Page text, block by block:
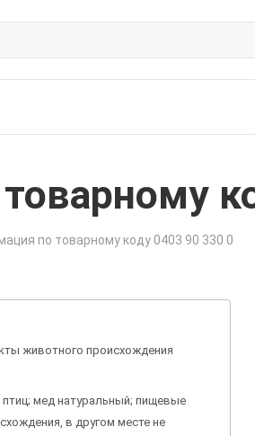
по товарному коду 0403 90 330 0
животного происхождения
мед натуральный; пищевые
в другом месте не